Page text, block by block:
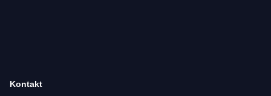
Kontakt